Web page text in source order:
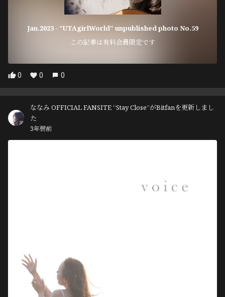
Jan.2023 - "UTAgirlWorld" unpublished photo No.59
この記事は有料会員限定です
0 0 0
ななみ OFFICIAL FANSITE “Stay Close”がBitfanを更新しまし
た
3年弱前